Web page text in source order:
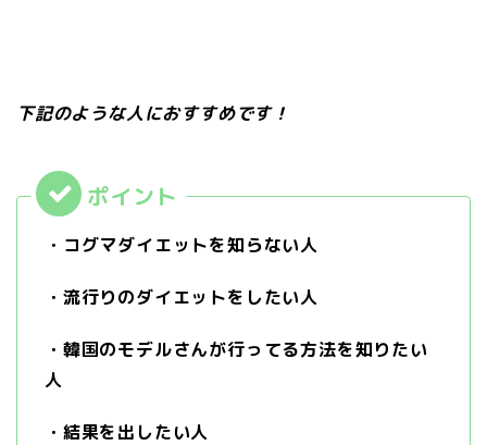
下記のような人におすすめです！
・コグマダイエットを知らない人
・流行りのダイエットをしたい人
・韓国のモデルさんが行ってる方法を知りたい
人
・結果を出したい人